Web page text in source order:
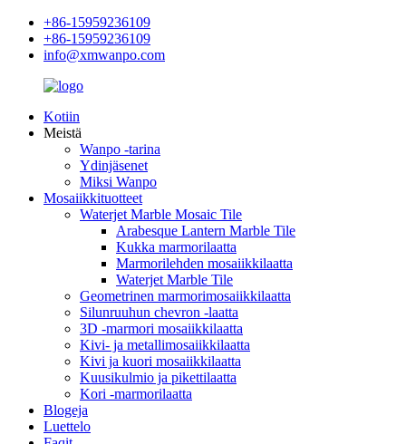
+86-15959236109
+86-15959236109
info@xmwanpo.com
Kotiin
Meistä
Wanpo -tarina
Ydinjäsenet
Miksi Wanpo
Mosaiikkituotteet
Waterjet Marble Mosaic Tile
Arabesque Lantern Marble Tile
Kukka marmorilaatta
Marmorilehden mosaiikkilaatta
Waterjet Marble Tile
Geometrinen marmorimosaiikkilaatta
Silunruuhun chevron -laatta
3D -marmori mosaiikkilaatta
Kivi- ja metallimosaiikkilaatta
Kivi ja kuori mosaiikkilaatta
Kuusikulmio ja pikettilaatta
Kori -marmorilaatta
Blogeja
Luettelo